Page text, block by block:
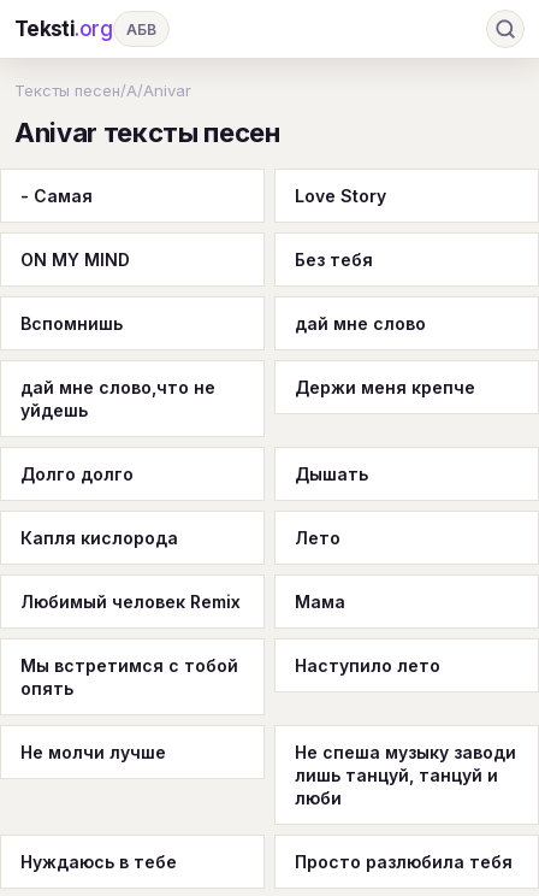
Teksti.org АБВ
И К Л М Н
Т У Ф Х Ц Ч Ш Э Ю
Я En A B C D E F G
H I M
Q R V W
Тексты песен/A/Anivar
Anivar тексты песен
- Самая Love Story
ON MY MIND Без тебя
Вспомнишь дай мне слово
дай мне слово,что не
уйдешь
Держи меня крепче
Долго долго Дышать
Капля кислорода Лето
Любимый человек Remix Мама
Мы встретимся с тобой
опять
Наступило лето
Не молчи лучше
Не спеша музыку заводи
лишь танцуй, танцуй и
люби
Нуждаюсь в тебе Просто разлюбила тебя